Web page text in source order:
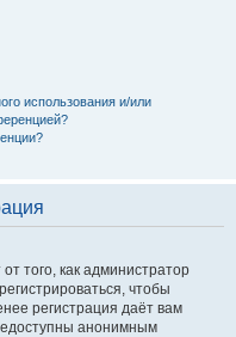
использования и/или
того, как администратор
чтобы
регистрация даёт вам
анонимным